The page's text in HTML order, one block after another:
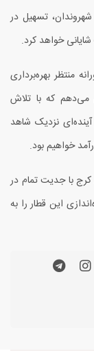
تسهیل در
خواهد کرد.
منتظر بهره‌برداری
می‌دهم که با تلاش
نزدیک شاهد
خواهیم بود.
با جدیت تمام در
این قطار را به